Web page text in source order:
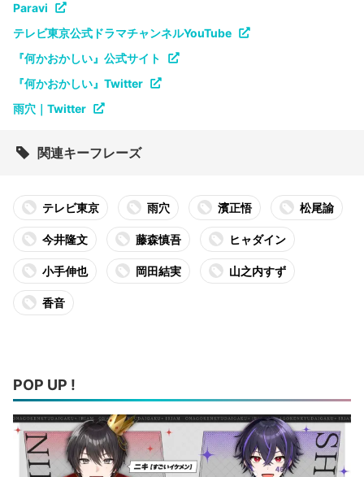
Paravi
テレビ東京公式ドラマチャンネルYouTube
『何かおかしい』公式サイト
『何かおかしい』Twitter
雨穴｜Twitter
関連キーフレーズ
テレビ東京 雨穴 濱正悟 松尾諭
今井隆文 藤森慎吾 ヒャダイン
小手伸也 岡田結実 山之内すず
香音
POP UP !